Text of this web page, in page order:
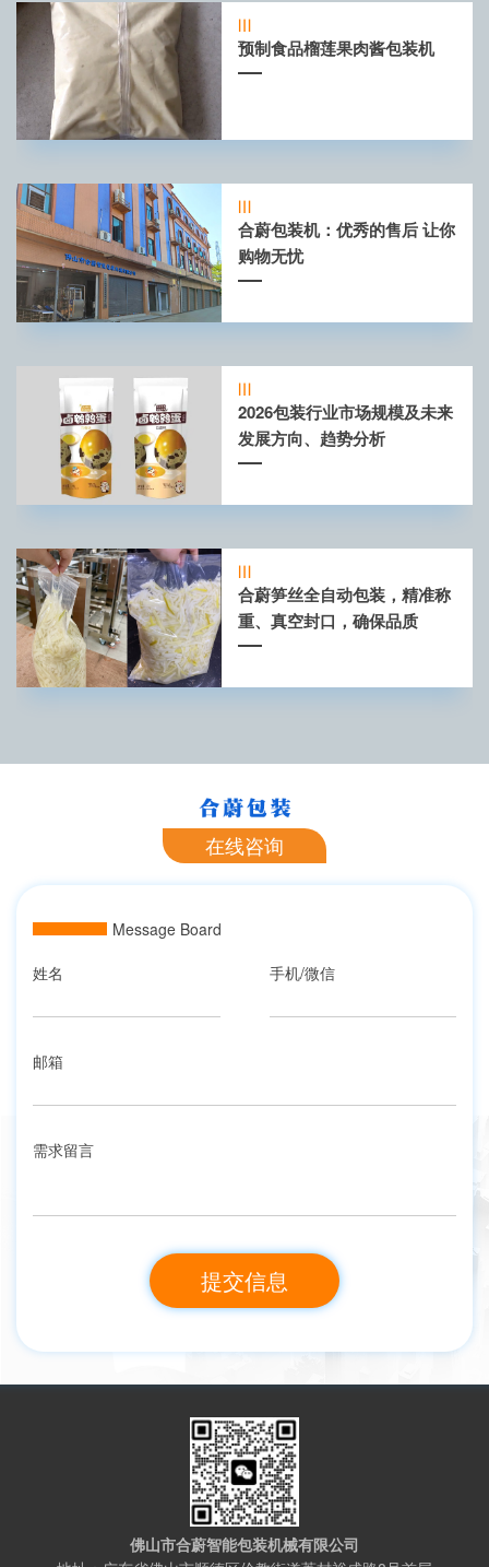
预制食品榴莲果肉酱包装机
合蔚包装机：优秀的售后 让你
购物无忧
2026包装行业市场规模及未来
发展方向、趋势分析
合蔚笋丝全自动包装，精准称
重、真空封口，确保品质
在线咨询
Message Board
姓名
手机/微信
邮箱
需求留言
佛山市合蔚智能包装机械有限公司